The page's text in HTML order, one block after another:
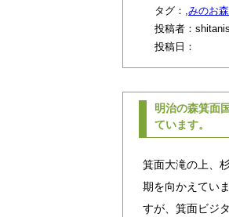
タグ：,みのお
投稿者：
投稿日：
明治の森箕面
ています。
箕面大滝の上、
期を向かえてい
すが、箕面ビジ